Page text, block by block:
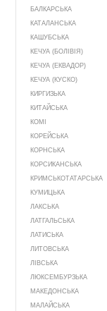
БАЛКАРСЬКА
КАТАЛАНСЬКА
КАШУБСЬКА
КЕЧУА (БОЛІВІЯ)
КЕЧУА (ЕКВАДОР)
КЕЧУА (КУСКО)
КИРГИЗЬКА
КИТАЙСЬКА
КОМІ
КОРЕЙСЬКА
КОРНСЬКА
КОРСИКАНСЬКА
КРИМСЬКОТАТАРСЬКА
КУМИЦЬКА
ЛАКСЬКА
ЛАТГАЛЬСЬКА
ЛАТИСЬКА
ЛИТОВСЬКА
ЛІВСЬКА
ЛЮКСЕМБУРЗЬКА
МАКЕДОНСЬКА
МАЛАЙСЬКА